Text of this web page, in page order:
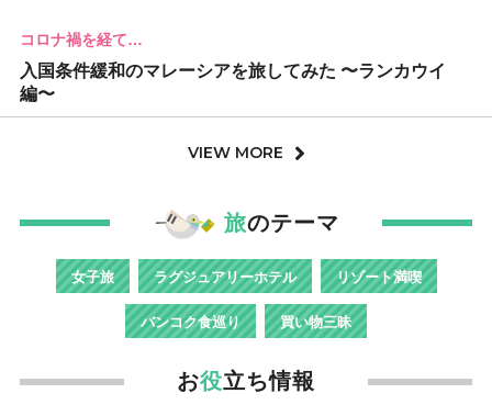
コロナ禍を経て…
入国条件緩和のマレーシアを旅してみた 〜ランカウイ
編〜
VIEW MORE
旅のテーマ
女子旅 ラグジュアリーホテル リゾート満喫
バンコク食巡り 買い物三昧
お役立ち情報